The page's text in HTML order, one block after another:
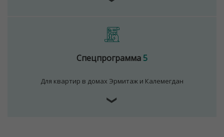
Спецпрограмма5
Для квартир в домах Эрмитаж и Калемегдан
❯